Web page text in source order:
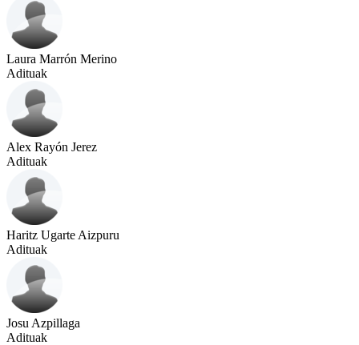
Laura Marrón Merino
Adituak
Alex Rayón Jerez
Adituak
Haritz Ugarte Aizpuru
Adituak
Josu Azpillaga
Adituak